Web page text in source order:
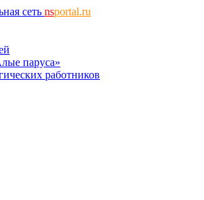
сеть nsportal.ru
паруса»
работников